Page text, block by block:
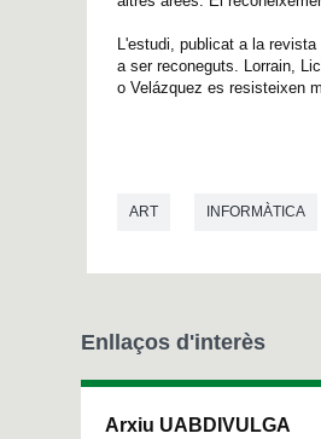
L'estudi, publicat a la
a ser reconeguts. Lorrain,
o Velázquez es resisteixen
ART INFORMÀTICA
Enllaços d'interès
Arxiu UABDIVULGA